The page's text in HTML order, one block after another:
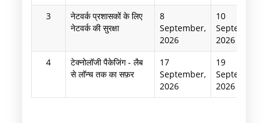
3
नेटवर्क प्रशासकों के लिए
नेटवर्क की सुरक्षा
8
September,
2026
10
September,
2026
4
टेक्नोलॉजी पैकेजिंग - लैब
से लॉन्च तक का सफ़र
17
September,
2026
19
September,
2026